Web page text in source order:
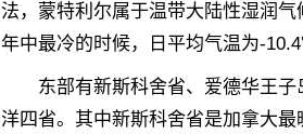
法，蒙特利尔属于温带大陆性湿润
年中最冷的时候，日平均气温为-
东部有新斯科舍省、爱德华王子
洋四省。其中新斯科舍省是加拿大